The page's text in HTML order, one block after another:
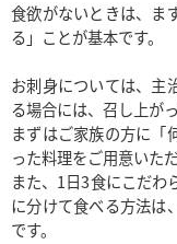
食欲がないときは、ま
る」ことが基本です。
お刺身については、主
る場合には、召し上が
まずはご家族の方に「
った料理をご用意いた
また、1日3食にこだわ
に分けて食べる方法は
です。